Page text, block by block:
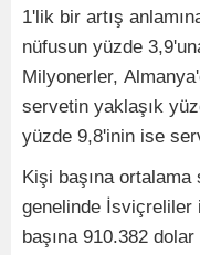
1'lik bir artış
nüfusun yüzde
Milyonerler,
servetin yaklaşık
yüzde 9,8'inin ise
Kişi başına ortalama
genelinde İsviçreliler
başına 910.382